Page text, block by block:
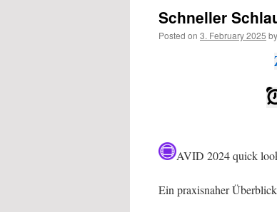
Schneller
Posted on 3. February 2025 by
AVID 2024 quick
Ein praxisnaher